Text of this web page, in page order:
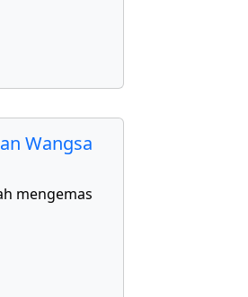
Wangsa
mengemas